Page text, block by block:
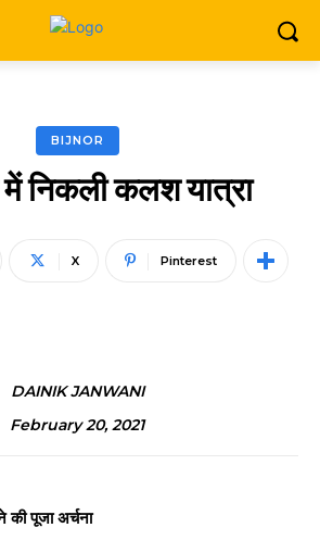
BIJNOR
में निकली कलश यात्रा
X Pinterest
DAINIK JANWANI
February 20, 2021
की पूजा अर्चना